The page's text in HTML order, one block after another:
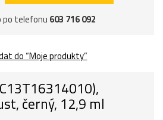
po telefonu 603 716 092
do “Moje produkty”
černý, 12,9 ml